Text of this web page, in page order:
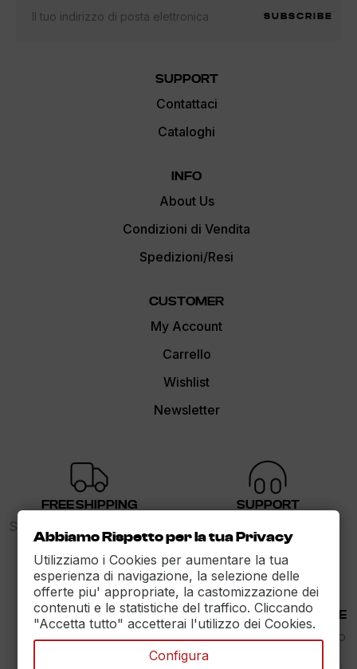
SUBSCRIBE
SUPPORT
Contattaci
Cataloghi
INFO
About Us
Condizioni di Vendita
Spedizioni/Resi
CUSTOMER
My Account
Carrello
Wishlist
Newsletter
FREE SHIPPING
Spedizione gratuita sopra i
89€
SUPPORT
30 DAYS RETURN
Reso Garantito entro
100% PAYMENT SECURE
Assicuriamo il pagamento
Abbiamo Rispetto per la tua Privacy
Utilizziamo i Cookies per aumentare la tua
esperienza di navigazione, la selezione delle
offerte piu' appropriate, la castomizzazione dei
contenuti e le statistiche del traffico. Cliccando
"Accetta tutto" accetterai l'utilizzo dei Cookies.
Configura